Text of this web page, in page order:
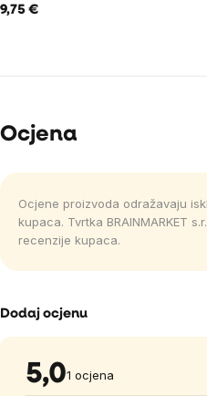
9,75 €
Ocjena
Ocjene proizvoda odražavaju
kupaca. Tvrtka BRAINMARKET
recenzije kupaca.
Dodaj ocjenu
5,01 ocjena